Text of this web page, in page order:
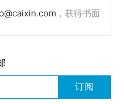
，获得书面
订阅